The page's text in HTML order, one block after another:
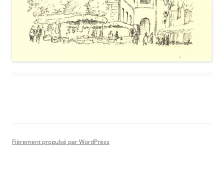
Fièrement propulsé par WordPress